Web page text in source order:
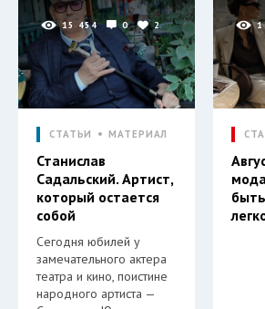
15 454 0 2
СТАТЬИ МАТЕРИАЛ
Станислав
Садальский. Артист,
который остается
собой
Сегодня юбилей у
замечательного актера
театра и кино, поистине
народного артиста —
1
быть